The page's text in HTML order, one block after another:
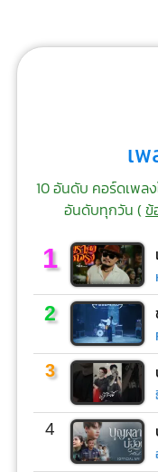
เ
10 อันดับ คอร์ดเพล
อันดับทุกวัน (ข้
1
2
3
4